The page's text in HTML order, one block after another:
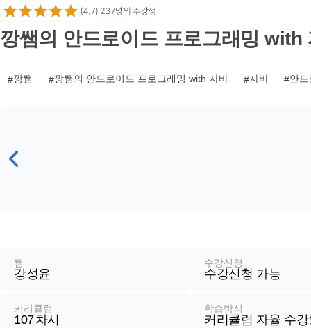
깡쌤의 안드로이드 프로그래밍 with
깡쌤 깡쌤의 안드로이드 프로그래밍 with 자바 자바 안
쌤
강성윤
수강신청
수강신청 가능
커리큘럼
107차시
학습방식
커리큘럼 자율 수